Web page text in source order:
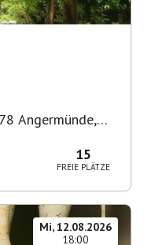
Angermünde,
15
FREIE PLÄTZE
Mi, 12.08.2026
18:00